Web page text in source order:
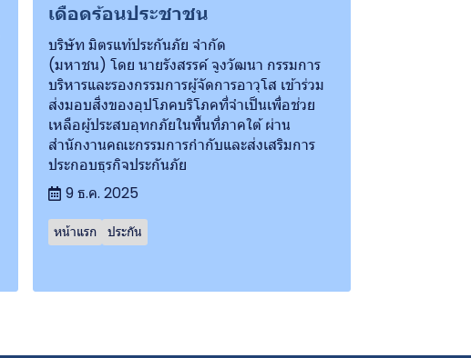
เดือดร้อนประชาชน
บริษัท มิตรแท้ประกันภัย จำกัด
(มหาชน) โดย นายรังสรรค์ จูงวัฒนา กรรมการ
บริหารและรองกรรมการผู้จัดการอาวุโส เข้าร่วม
ส่งมอบสิ่งของอุปโภคบริโภคที่จำเป็นเพื่อช่วย
เหลือผู้ประสบอุทกภัยในพื้นที่ภาคใต้ ผ่าน
สำนักงานคณะกรรมการกำกับและส่งเสริมการ
ประกอบธุรกิจประกันภัย
9 ธ.ค. 2025
หน้าแรก ประกัน